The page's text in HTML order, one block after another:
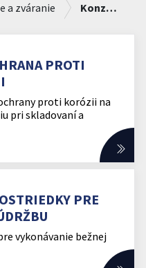
a zváranie Konzervácia
PROTI
proti korózii na
pri skladovaní a
PRE
vykonávanie bežnej